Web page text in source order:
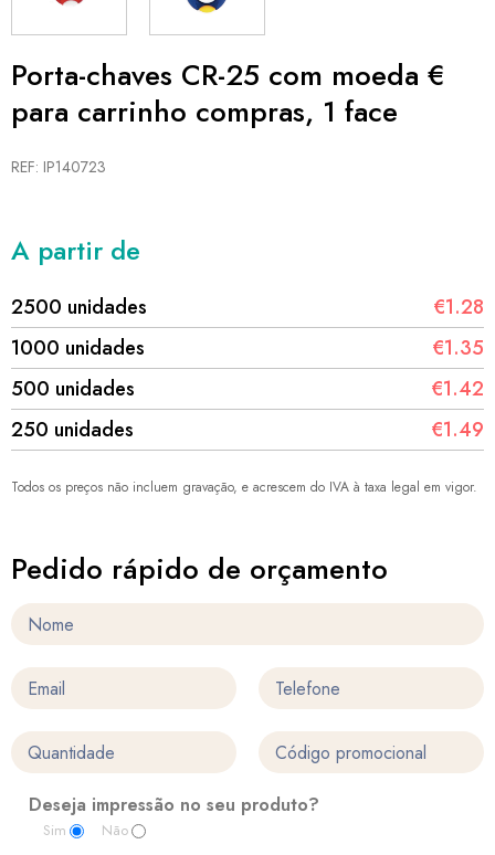
Porta-chaves CR-25 com moeda €
para carrinho compras, 1 face
REF: IP140723
A partir de
2500 unidades
€1.28
1000 unidades
€1.35
500 unidades
€1.42
250 unidades
€1.49
Todos os preços não incluem gravação, e acrescem do IVA à taxa legal em vigor.
Pedido rápido de orçamento
Deseja impressão no seu produto?
Sim
Não